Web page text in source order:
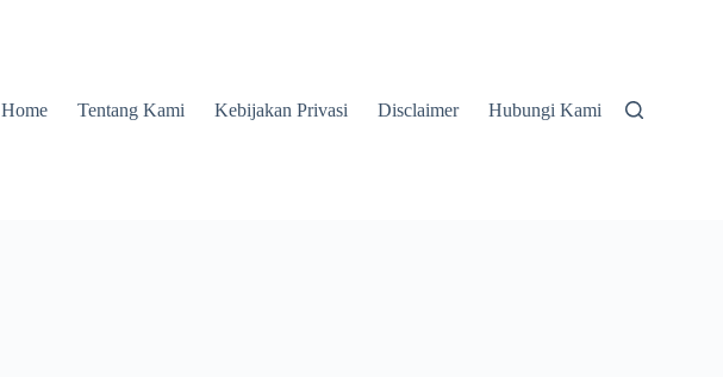
Home Tentang Kami Kebijakan Privasi Disclaimer Hubungi Kami